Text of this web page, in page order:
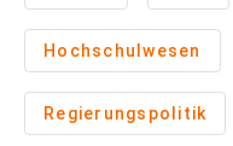
Hochschulwesen
Regierungspolitik